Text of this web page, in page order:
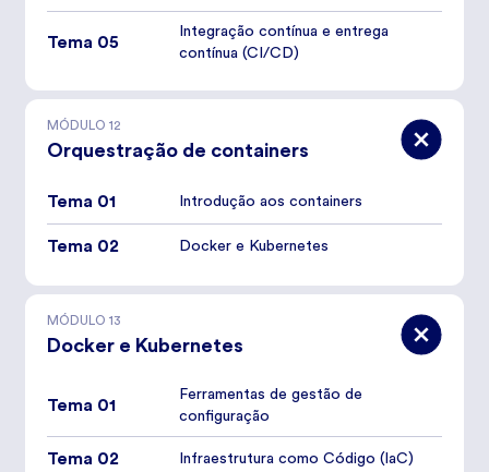
Tema 05
Integração contínua e entrega
contínua (CI/CD)
MÓDULO 12
Orquestração de containers
Tema 01 Introdução aos containers
Tema 02 Docker e Kubernetes
MÓDULO 13
Docker e Kubernetes
Tema 01
Ferramentas de gestão de
configuração
Tema 02 Infraestrutura como Código (IaC)